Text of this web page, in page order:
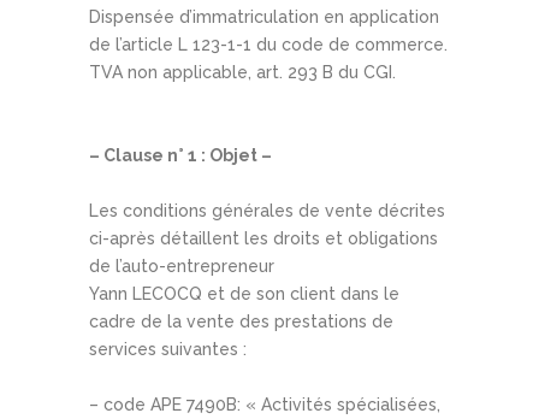
Dispensée d’immatriculation en application
de l’article L 123-1-1 du code de commerce.
TVA non applicable, art. 293 B du CGI.
– Clause n° 1 : Objet –
Les conditions générales de vente décrites
ci-après détaillent les droits et obligations
de l’auto-entrepreneur
Yann LECOCQ et de son client dans le
cadre de la vente des prestations de
services suivantes :
– code APE 7490B: « Activités spécialisées,